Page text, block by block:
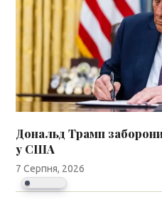
Дональд Трамп
у США
7 Серпня, 2026